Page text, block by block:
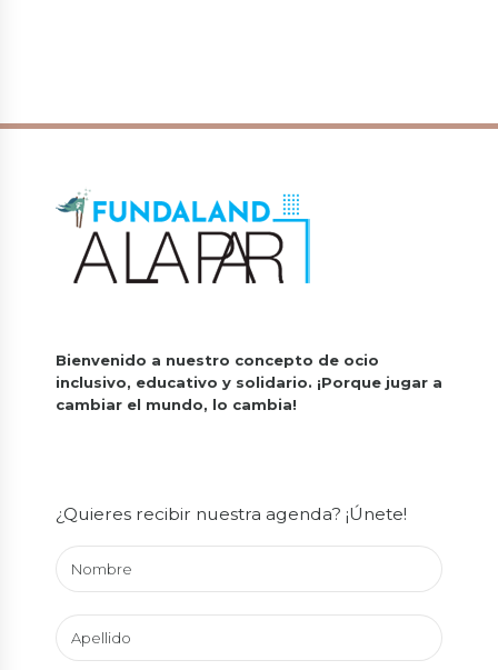
Bienvenido a nuestro concepto de ocio
inclusivo, educativo y solidario. ¡Porque jugar a
cambiar el mundo, lo cambia!
¿Quieres recibir nuestra agenda? ¡Únete!